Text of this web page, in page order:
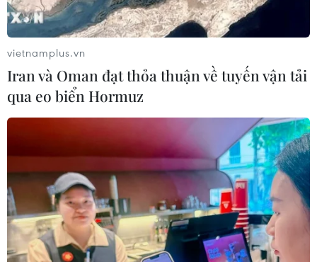
vietnamplus.vn
Iran và Oman đạt thỏa thuận về tuyến vận tải
qua eo biển Hormuz